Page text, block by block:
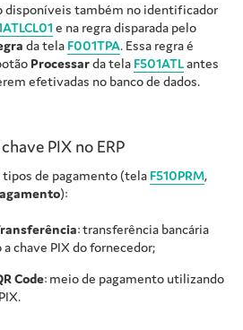
disponíveis também no identificador
e na regra disparada pelo
da tela F001TPA. Essa regra é
Processarda tela F501ATLantes
efetivadas no banco de dados.
PIX no ERP
tipos de pagamento (tela F510PRM,
):
: transferência bancária
chave PIX do fornecedor;
Code: meio de pagamento utilizando